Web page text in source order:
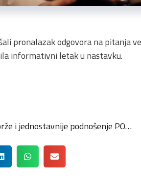
pronalazak odgovora na pitanja
informativni letak u nastavku.
mPorezna – brže i jednostavnije podnošenje PO-SD obrasca